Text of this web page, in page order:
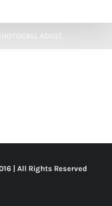
ADULT
| All Rights Reserved